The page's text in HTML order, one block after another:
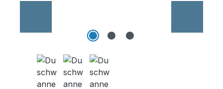
Wannenträger